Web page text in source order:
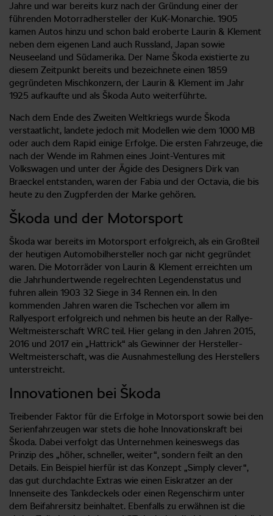
Jahre und war bereits kurz nach der Gründung einer der
führenden Motorradhersteller der KuK-Monarchie. 1905
kamen Autos hinzu und schon bald eroberte Laurin & Klement
neben dem eigenen Land auch Russland, Japan sowie
Neuseeland und Südamerika. Der Name Škoda existierte zu
diesem Zeitpunkt bereits und bezeichnete einen 1859
gegründeten Mischkonzern, der Laurin & Klement im Jahr
1925 aufkaufte und als Škoda Auto weiterführte.
Nach dem Ende des Zweiten Weltkriegs wurde Škoda
verstaatlicht, landete jedoch mit Modellen wie dem 1000 MB
oder auch dem Rapid einige Erfolge. Die ersten Fahrzeuge, die
nach der Wende im Rahmen eines Joint-Ventures mit
Volkswagen und unter der Ägide des Designers Dirk van
Braeckel entstanden, waren der Fabia und der Octavia, die bis
heute zu den Zugpferden der Marke gehören.
Škoda und der Motorsport
Škoda war bereits im Motorsport erfolgreich, als ein Großteil
der heutigen Automobilhersteller noch gar nicht gegründet
waren. Die Motorräder von Laurin & Klement erreichten um
die Jahrhundertwende regelrechten Legendenstatus und
fuhren allein 1903 32 Siege in 34 Rennen ein. In den
kommenden Jahren waren die Tschechen vor allem im
Rallyesport erfolgreich und nehmen bis heute an der Rallye-
Weltmeisterschaft WRC teil. Hier gelang in den Jahren 2015,
2016 und 2017 ein „Hattrick“ als Gewinner der Hersteller-
Weltmeisterschaft, was die Ausnahmestellung des Herstellers
unterstreicht.
Innovationen bei Škoda
Treibender Faktor für die Erfolge in Motorsport sowie bei den
Serienfahrzeugen war stets die hohe Innovationskraft bei
Škoda. Dabei verfolgt das Unternehmen keineswegs das
Prinzip des „höher, schneller, weiter“, sondern feilt an den
Details. Ein Beispiel hierfür ist das Konzept „Simply clever“,
das gut durchdachte Extras wie einen Eiskratzer an der
Innenseite des Tankdeckels oder einen Regenschirm unter
dem Beifahrersitz beinhaltet. Ebenfalls zu erwähnen ist die